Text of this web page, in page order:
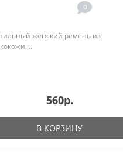
0
женский ремень из
..
560р.
В КОРЗИНУ